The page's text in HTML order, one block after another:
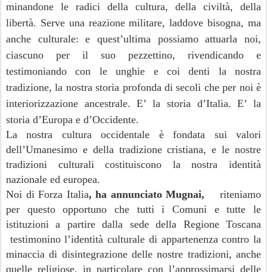
minandone le radici della cultura, della civiltà, della
libertà. Serve una reazione militare, laddove bisogna, ma
anche culturale: e quest’ultima possiamo attuarla noi,
ciascuno per il suo pezzettino, rivendicando e
testimoniando con le unghie e coi denti la nostra
tradizione, la nostra storia profonda di secoli che per noi è
interiorizzazione ancestrale. E’ la storia d’Italia. E’ la
storia d’Europa e d’Occidente.
La nostra cultura occidentale è fondata sui valori
dell’Umanesimo e della tradizione cristiana, e le nostre
tradizioni culturali costituiscono la nostra identità
nazionale ed europea.
Noi di Forza Italia, ha annunciato Mugnai, riteniamo
per questo opportuno che tutti i Comuni e tutte le
istituzioni a partire dalla sede della Regione Toscana
testimonino l’identità culturale di appartenenza contro la
minaccia di disintegrazione delle nostre tradizioni, anche
quelle religiose, in particolare con l’approssimarsi delle